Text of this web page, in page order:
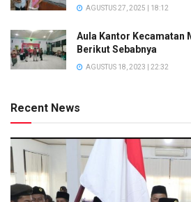
AGUSTUS 27, 2025 | 18:12
Aula Kantor Kecamatan
Berikut Sebabnya
AGUSTUS 18, 2023 | 22:32
Recent News